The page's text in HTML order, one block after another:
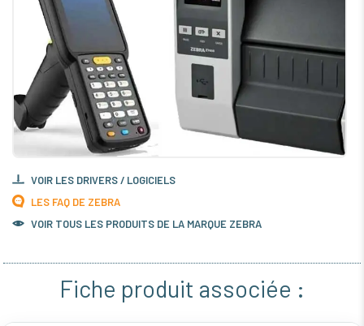
VOIR LES DRIVERS / LOGICIELS
LES FAQ DE ZEBRA
VOIR TOUS LES PRODUITS DE LA MARQUE ZEBRA
Fiche produit associée :